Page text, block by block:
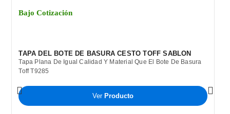
Bajo Cotización
TAPA DEL BOTE DE BASURA CESTO TOFF SABLON
Tapa Plana De Igual Calidad Y Material Que El Bote De Basura
Toff T9285
Ver Producto